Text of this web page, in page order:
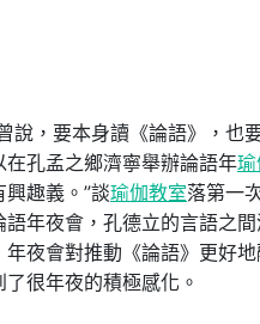
說，要本身讀《論語》，也
在孔孟之鄉濟寧舉辦論語年
趣義。”談瑜伽教室落第一
語年夜會，孔德立的言語之
年夜會對推動《論語》更好
很年夜的積極感化。